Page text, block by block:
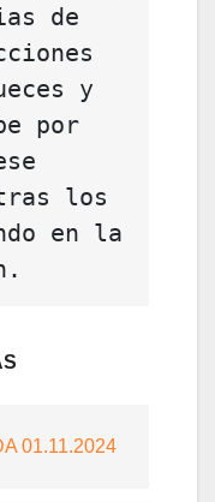
de
y
por
los
en la
01.11.2024